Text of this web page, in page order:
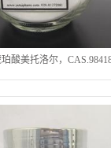
酸美托洛尔，